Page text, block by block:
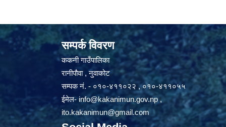
सम्पर्क विवरण
ककनी गाउँपालिका
रानीपौवा , नुवाकोट
सम्पक नं. - ०१०-४११०२२ , ०१०-४११०५५
ईमेल- info@kakanimun.gov.np,
ito.kakanimun@gmail.com